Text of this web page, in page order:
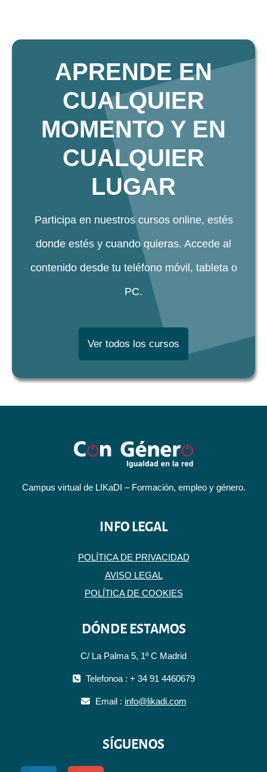
APRENDE EN
CUALQUIER
MOMENTO Y EN
CUALQUIER
LUGAR
Participa en nuestros cursos online, estés
donde estés y cuando quieras. Accede al
contenido desde tu teléfono móvil, tableta o
PC.
Ver todos los cursos
Campus virtual de LIKaDI – Formación, empleo y género.
INFO LEGAL
POLÍTICA DE PRIVACIDAD
AVISO LEGAL
POLÍTICA DE COOKIES
DÓNDE ESTAMOS
C/ La Palma 5, 1º C Madrid
Telefonoa : + 34 91 4460679
Email : info@likadi.com
SÍGUENOS